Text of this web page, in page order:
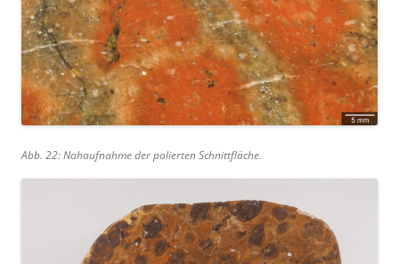
Abb. 22: Nahaufnahme der polierten Schnittfläche.